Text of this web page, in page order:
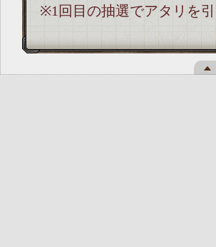
※1回目の抽選でアタリを